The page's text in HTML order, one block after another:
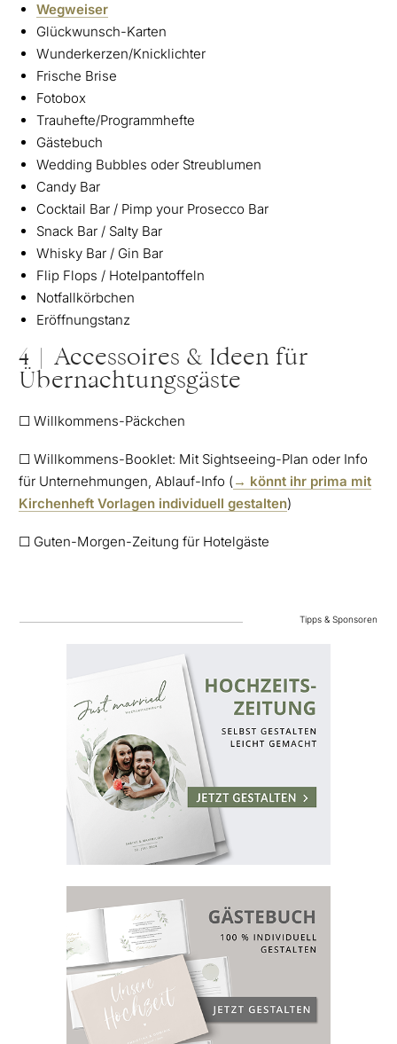
Wegweiser
Glückwunsch-Karten
Wunderkerzen/Knicklichter
Frische Brise
Fotobox
Trauhefte/Programmhefte
Gästebuch
Wedding Bubbles oder Streublumen
Candy Bar
Cocktail Bar / Pimp your Prosecco Bar
Snack Bar / Salty Bar
Whisky Bar / Gin Bar
Flip Flops / Hotelpantoffeln
Notfallkörbchen
Eröffnungstanz
4 | Accessoires & Ideen für
Übernachtungsgäste
☐ Willkommens-Päckchen
☐ Willkommens-Booklet: Mit Sightseeing-Plan oder Info
für Unternehmungen, Ablauf-Info (→ könnt ihr prima mit
Kirchenheft Vorlagen individuell gestalten)
☐ Guten-Morgen-Zeitung für Hotelgäste
Tipps & Sponsoren